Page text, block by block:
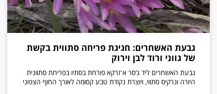
גבעת האשחרים: חגיגת פריחה סתווית בקשת
של גווני ורוד לבן וירוק
גבעת האשחרים ליד ג’סר א־זרקא פורחת בסתיו בפריחת סתוונית
היורה ונרקיס סתווי, ויוצרת נקודת טבע קסומה לאורך החוף הצפוני